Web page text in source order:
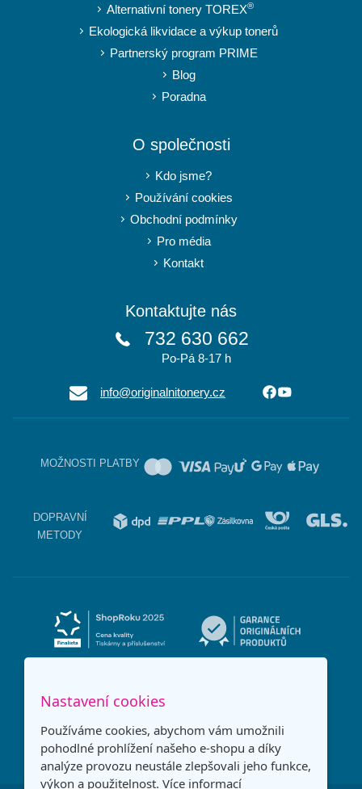
Alternativní tonery TOREX®
Ekologická likvidace a výkup tonerů
Partnerský program PRIME
Blog
Poradna
O společnosti
Kdo jsme?
Používání cookies
Obchodní podmínky
Pro média
Kontakt
Kontaktujte nás
732 630 662
Po-Pá 8-17 h
info@originalnitonery.cz
MOŽNOSTI PLATBY
DOPRAVNÍ
METODY
Nastavení cookies
Používáme cookies, abychom vám umožnili
pohodlné prohlížení našeho e-shopu a díky
analýze provozu neustále zlepšovali jeho funkce,
výkon a použitelnost. Více informací